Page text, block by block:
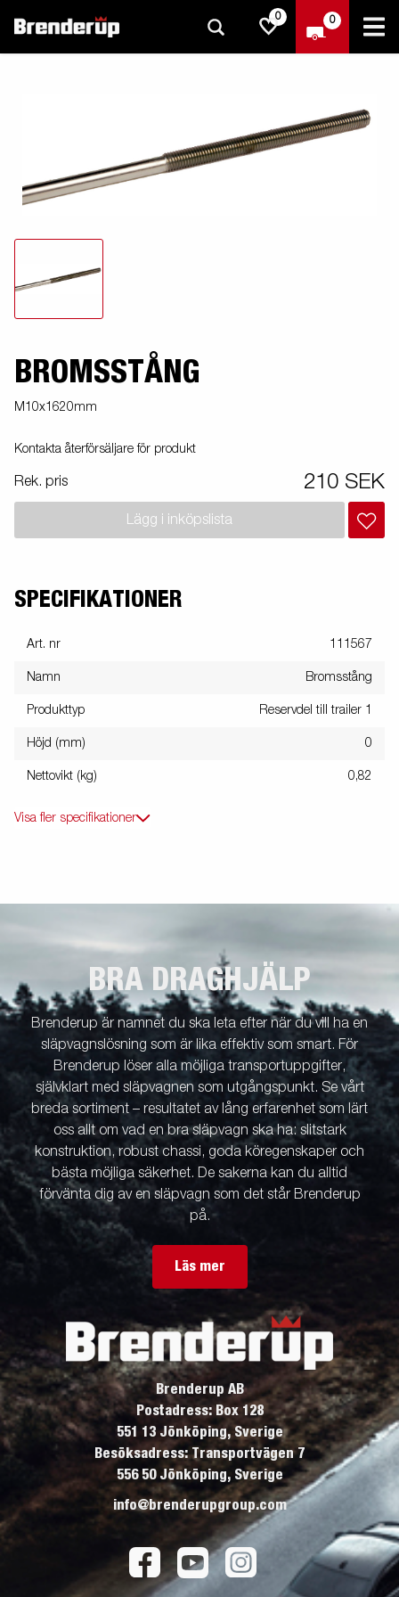
0 0
BROMSSTÅNG
M10x1620mm
Kontakta återförsäljare för produkt
Rek. pris 210 SEK
Lägg i inköpslista
SPECIFIKATIONER
Art. nr 111567
Namn Bromsstång
Produkttyp Reservdel till trailer 1
Höjd (mm) 0
Nettovikt (kg) 0,82
Visa fler specifikationer
BRA DRAGHJÄLP
Brenderup är namnet du ska leta efter när du vill ha en
släpvagnslösning som är lika effektiv som smart. För
Brenderup löser alla möjliga transportuppgifter,
självklart med släpvagnen som utgångspunkt. Se vårt
breda sortiment – resultatet av lång erfarenhet som lärt
oss allt om vad en bra släpvagn ska ha: slitstark
konstruktion, robust chassi, goda köregenskaper och
bästa möjliga säkerhet. De sakerna kan du alltid
förvänta dig av en släpvagn som det står Brenderup
på.
Läs mer
Brenderup AB
Postadress: Box 128
551 13 Jönköping, Sverige
Besöksadress: Transportvägen 7
556 50 Jönköping, Sverige
info@brenderupgroup.com